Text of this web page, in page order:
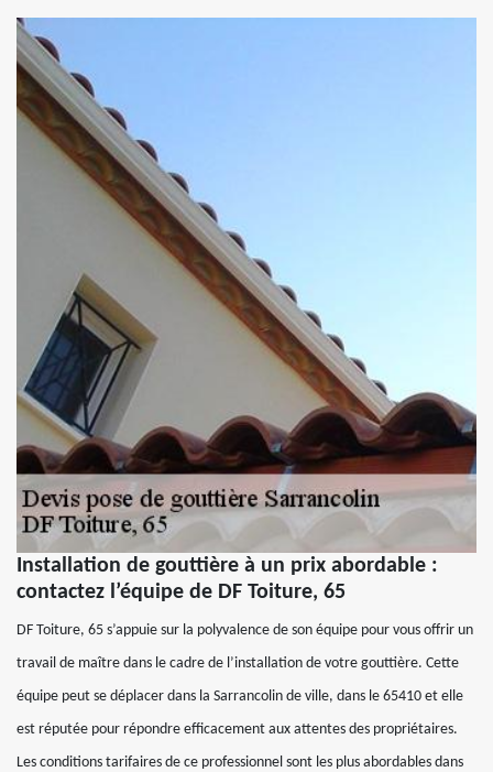
Installation de gouttière à un prix abordable :
contactez l’équipe de DF Toiture, 65
DF Toiture, 65 s’appuie sur la polyvalence de son équipe pour vous offrir un
travail de maître dans le cadre de l’installation de votre gouttière. Cette
équipe peut se déplacer dans la Sarrancolin de ville, dans le 65410 et elle
est réputée pour répondre efficacement aux attentes des propriétaires.
Les conditions tarifaires de ce professionnel sont les plus abordables dans